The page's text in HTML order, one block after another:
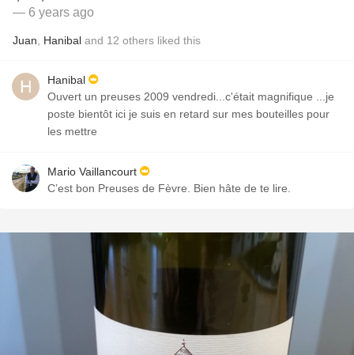
— 6 years ago
Juan Hanibal and 12 others liked this
Hanibal
Ouvert un preuses 2009 vendredi...c'était magnifique ...je
poste bientôt ici je suis en retard sur mes bouteilles pour
les mettre
Mario Vaillancourt
C’est bon Preuses de Fèvre. Bien hâte de te lire.